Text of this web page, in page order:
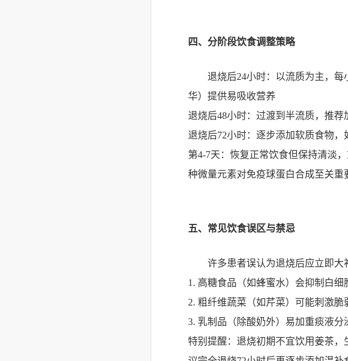
四、分阶段饮食调整策略
退烧后24小时：以流质为主，每
华）提供易吸收营养
退烧后48小时：过渡到半流质，推
退烧后72小时：逐步添加软质食物
第4-7天：恢复正常饮食但保持清淡
种微量元素对免疫球蛋白合成至关重
五、常见饮食误区与禁忌
许多患者误认为退烧后应立即大
1. 高糖食品（如蜂蜜水）会抑制白细
2. 粗纤维蔬菜（如芹菜）可能刺激脆
3. 乳制品（除酸奶外）易加重痰液分
特别提醒：退烧初期不宜饮用姜茶